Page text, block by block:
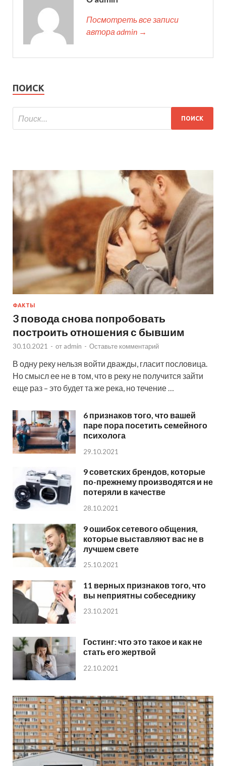
Посмотреть все записи
автора admin →
ПОИСК
ФАКТЫ
3 повода снова попробовать
построить отношения с бывшим
30.10.2021 - от admin - Оставьте комментарий
В одну реку нельзя войти дважды, гласит пословица.
Но смысл ее не в том, что в реку не получится зайти
еще раз – это будет та же река, но течение …
6 признаков того, что вашей
паре пора посетить семейного
психолога
29.10.2021
9 советских брендов, которые
по-прежнему производятся и не
потеряли в качестве
28.10.2021
9 ошибок сетевого общения,
которые выставляют вас не в
лучшем свете
25.10.2021
11 верных признаков того, что
вы неприятны собеседнику
23.10.2021
Гостинг: что это такое и как не
стать его жертвой
22.10.2021